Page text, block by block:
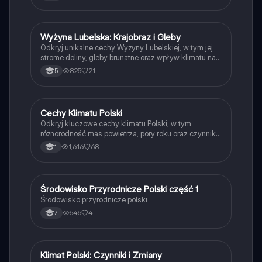
Geografia
Wyżyna Lubelska: Krajobraz i Gleby
Odkryj unikalne cechy Wyżyny Lubelskiej, w tym jej
strome doliny, gleby brunatne oraz wpływ klimatu na
rolnictwo. Dowiedz się o najważniejszych miastach
regionu, takich jak Lublin i Kazimierz Dolny, oraz ich
5 825 21
Geografia
Cechy Klimatu Polski
Odkryj kluczowe cechy klimatu Polski, w tym
różnorodność mas powietrza, pory roku oraz czynniki
kształtujące pogodę. Materiał zawiera szczegółowe
informacje na temat wpływu geografii na klimat,
podsumowanie.
1 1,616 68
Geografia
Środowisko Przyrodnicze Polski część 1
Środowisko przyrodnicze polski
7 545 4
Geografia
Klimat Polski: Czynniki i Zmiany